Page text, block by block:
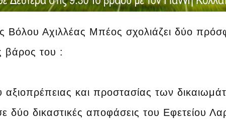
Αχιλλέας Μπέος σχολιάζει δύο
βάρος του :
και προστασίας των
δικαστικές αποφάσεις του Εφετείου